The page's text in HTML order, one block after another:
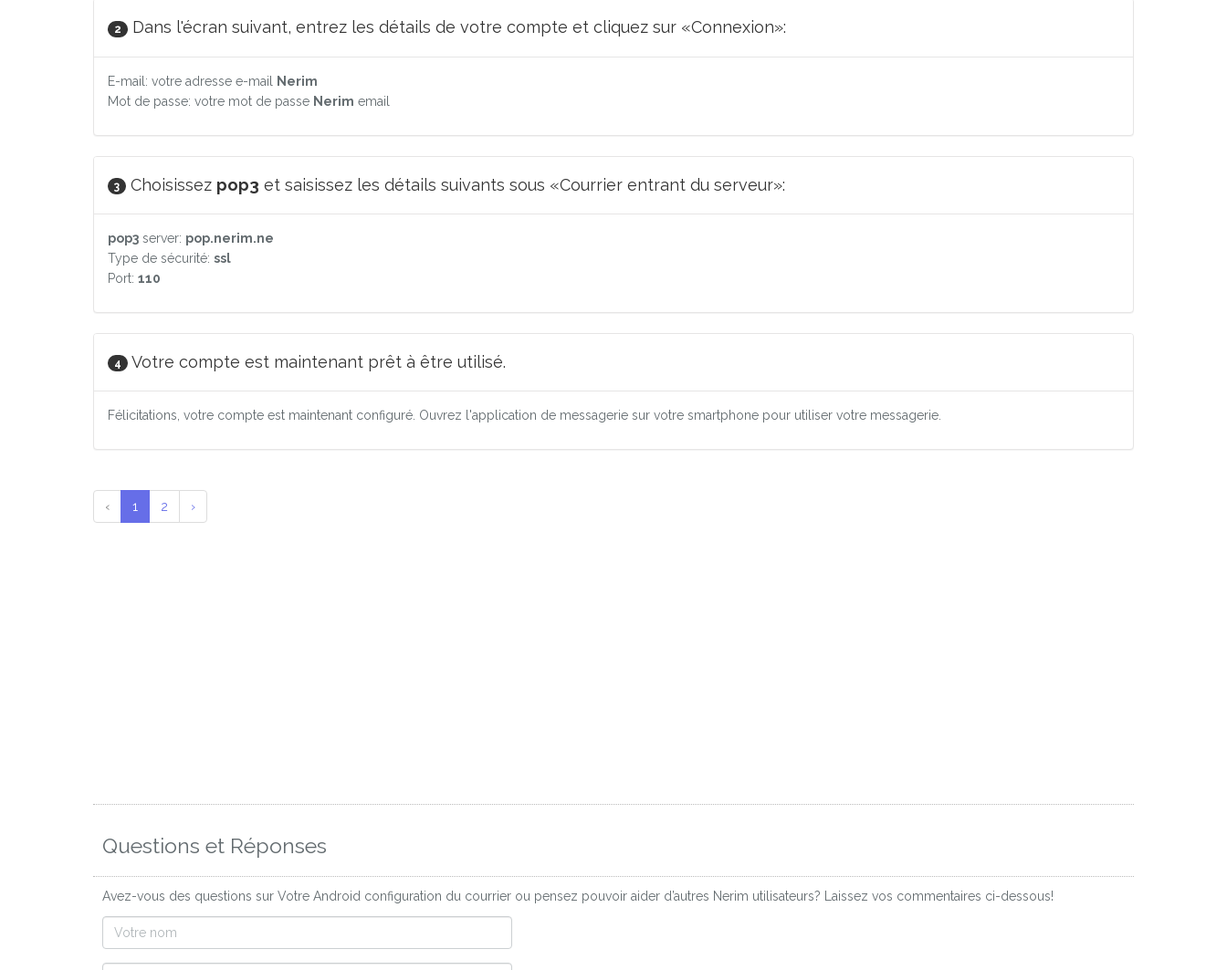
2 Dans l'écran suivant, entrez les détails de votre compte et cliquez sur «Connexion»:
E-mail: votre adresse e-mail
Nerim
Mot de passe: votre mot de passe Nerim email
3 Choisissez pop3 et saisissez les détails suivants sous «Courrier entrant du serveur»:
pop3 server: pop.nerim.ne
Type de sécurité: ssl
Port: 110
4 Votre compte est maintenant prêt à être utilisé.
Félicitations, votre compte est maintenant configuré. Ouvrez l'application de messagerie sur votre smartphone pour utiliser votre messagerie.
‹ 1 2 ›
Questions et Réponses
Avez-vous des questions sur Votre Android configuration du courrier ou pensez pouvoir aider d’autres Nerim utilisateurs? Laissez vos commentaires ci-dessous!